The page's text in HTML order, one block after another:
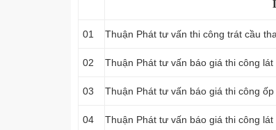
01 Thuận Phát tư vấn thi công trát cầu
02 Thuận Phát tư vấn báo giá thi công
03 Thuận Phát tư vấn báo giá thi công
04 Thuận Phát tư vấn báo giá thi công